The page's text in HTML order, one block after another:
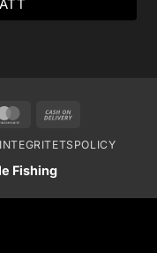
MasterCard
Delivery
INTEGRITETSPOLICY
Fishing